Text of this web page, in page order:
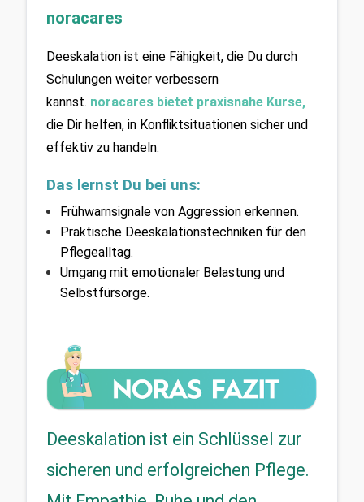
noracares
Deeskalation ist eine Fähigkeit, die Du durch
Schulungen weiter verbessern
kannst. noracares bietet praxisnahe Kurse
die Dir helfen, in Konfliktsituationen sicher und
effektiv zu handeln.
Das lernst Du bei uns:
Frühwarnsignale von Aggression erkennen.
Praktische Deeskalationstechniken für den
Pflegealltag.
Umgang mit emotionaler Belastung und
Selbstfürsorge.
Deeskalation ist ein Schlüssel zur
sicheren und erfolgreichen Pflege.